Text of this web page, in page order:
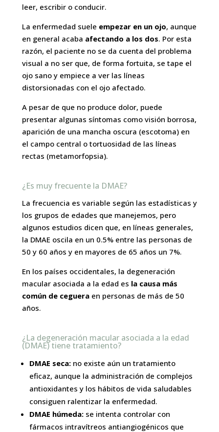
leer, escribir o conducir.
La enfermedad suele empezar en un ojo, aunque
en general acaba afectando a los dos. Por esta
razón, el paciente no se da cuenta del problema
visual a no ser que, de forma fortuita, se tape el
ojo sano y empiece a ver las líneas
distorsionadas con el ojo afectado.
A pesar de que no produce dolor, puede
presentar algunas síntomas como visión borrosa,
aparición de una mancha oscura (escotoma) en
el campo central o tortuosidad de las líneas
rectas (metamorfopsia).
¿Es muy frecuente la DMAE?
La frecuencia es variable según las estadísticas y
los grupos de edades que manejemos, pero
algunos estudios dicen que, en líneas generales,
la DMAE oscila en un 0.5% entre las personas de
50 y 60 años y en mayores de 65 años un 7%.
En los países occidentales, la degeneración
macular asociada a la edad es la causa más
común de cegueraen personas de más de 50
años.
¿La degeneración macular asociada a la edad
(DMAE) tiene tratamiento?
DMAE seca:no existe aún un tratamiento
eficaz, aunque la administración de complejos
antioxidantes y los hábitos de vida saludables
consiguen ralentizar la enfermedad.
DMAE húmeda:se intenta controlar con
fármacos intravítreos antiangiogénicos que